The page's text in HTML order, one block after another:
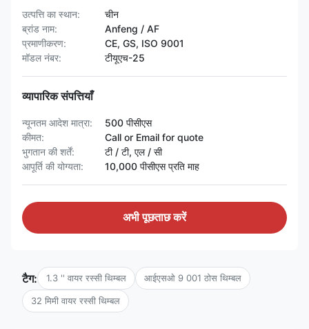
उत्पत्ति का स्थान:
चीन
ब्रांड नाम:
Anfeng / AF
प्रमाणीकरण:
CE, GS, ISO 9001
मॉडल नंबर:
टीयूएच-25
व्यापारिक संपत्तियाँ
न्यूनतम आदेश मात्रा:
500 पीसीएस
कीमत:
Call or Email for quote
भुगतान की शर्तें:
टी / टी, एल / सी
आपूर्ति की योग्यता:
10,000 पीसीएस प्रति माह
अभी पूछताछ करें
टैग: 1.3 '' वायर रस्सी थिम्बल आईएसओ 9 001 ठोस थिम्बल
32 मिमी वायर रस्सी थिम्बल